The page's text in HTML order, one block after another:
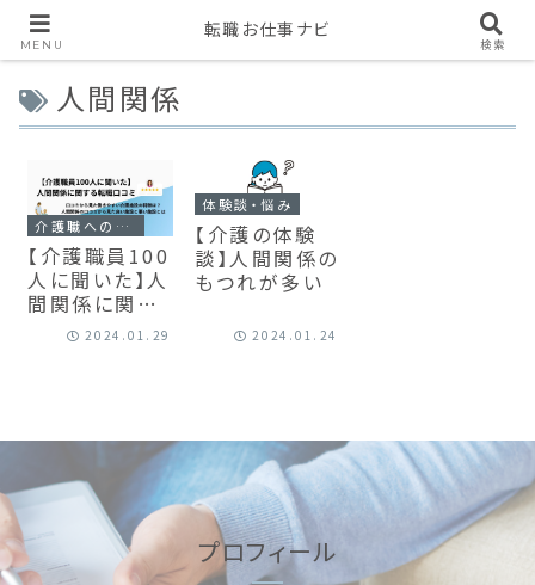
人間関係
介護職への転職・就職
【介護職員100
人に聞いた】人
間関係に関す
る転職口コミ
2024.01.29
体験談・悩み
【介護の体験
談】人間関係の
もつれが多い
2024.01.24
プロフィール
MENU
転職お仕事ナビ
検索